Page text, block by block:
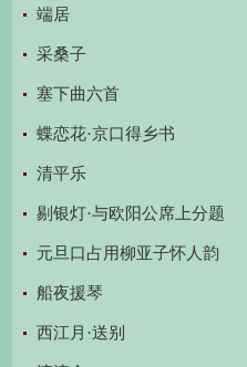
端居
采桑子
塞下曲六首
蝶恋花·京口得乡书
清平乐
剔银灯·与欧阳公席上分题
元旦口占用柳亚子怀人韵
船夜援琴
西江月·送别